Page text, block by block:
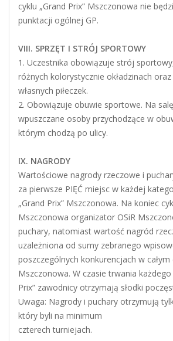
cyklu „Grand Prix” Mszczonowa nie
punktacji ogólnej GP.
VIII. SPRZĘT I STRÓJ SPORTOWY
1. Uczestnika obowiązuje strój
różnych kolorystycznie okładzinach
własnych piłeczek.
2. Obowiązuje obuwie sportowe. Na
wpuszczane osoby przychodzące w
którym chodzą po ulicy.
IX. NAGRODY
Wartościowe nagrody rzeczowe i
za pierwsze PIĘĆ miejsc w każdej
„Grand Prix” Mszczonowa. Na koniec
Mszczonowa organizator OSiR
puchary, natomiast wartość nagród
uzależniona od sumy zebranego
poszczególnych konkurencjach w całym
Mszczonowa. W czasie trwania
Prix” zawodnicy otrzymają słodki
Uwaga: Nagrody i puchary otrzymują
który byli na minimum
czterech turniejach.